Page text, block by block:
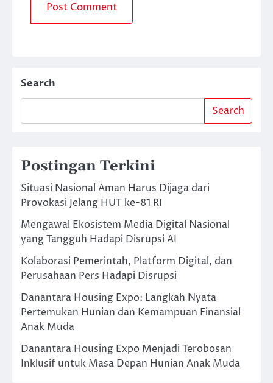
Search
Search
Postingan Terkini
Situasi Nasional Aman Harus Dijaga dari
Provokasi Jelang HUT ke-81 RI
Mengawal Ekosistem Media Digital Nasional
yang Tangguh Hadapi Disrupsi AI
Kolaborasi Pemerintah, Platform Digital, dan
Perusahaan Pers Hadapi Disrupsi
Danantara Housing Expo: Langkah Nyata
Pertemukan Hunian dan Kemampuan Finansial
Anak Muda
Danantara Housing Expo Menjadi Terobosan
Inklusif untuk Masa Depan Hunian Anak Muda